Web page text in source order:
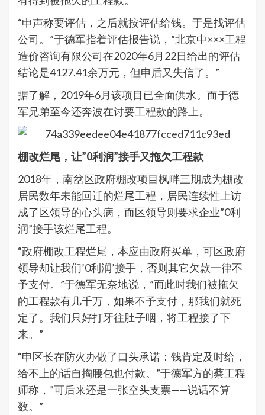
“申声称要评估，之后就按评估给钱。于是找评估
公司。”于德军指着评估报告说，”北京中×××工程
造价咨询有限公司在2020年6月22日给出的评估
结论是4127.41余万元，但申后又失信了。”
据了解，2019年6月该项目已全面供水。而于德
军兄弟至今还奔波在讨要工程款的路上。
棚改烂尾，让”0利润”接手又拖欠工程款
2018年，南岔区政府棚改项目枫畔三期成为棚改
居民数年未能回迁的烂尾工程，居民连续性上访
成了区领导的心头病，而区领导则要求企业”0利
润”接手该烂尾工程。
“政府棚改工程烂尾，本应由政府买单，可区政府
领导却让我们’0利润’接手，否则其它欠款一律不
予支付。”于德军无奈地说，”而此时我们被拖欠
的工程款有几千万，如果不予支付，那我们就死
定了。我们只好打牙往肚子咽，将工程接了下
来。”
“申区长在防火办做了口头承诺：钱肯定及时给，
给不上的话自掏腰包也付款。”于德军方的蔡工程
师称，”可后来还是一张空头支票——说话不算
数。”